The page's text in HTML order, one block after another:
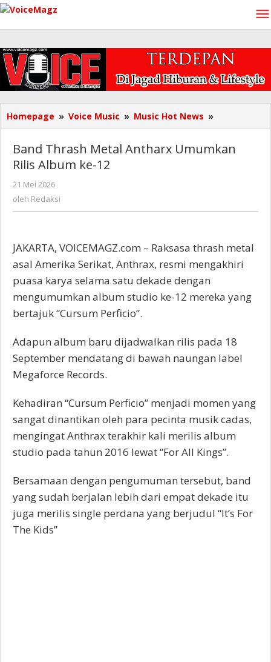
Lewati
konten
Homepage » Voice Music » Music Hot News »
Thrash
Antharx
Band Thrash Metal Antharx Umumkan
Rilis Album ke-12
21 Mei 2026
oleh Redaksi
JAKARTA, VOICEMAGZ.com – Raksasa thrash metal
asal Amerika Serikat, Anthrax, resmi mengakhiri
puasa karya selama satu dekade dengan
mengumumkan album studio ke-12 mereka yang
bertajuk “Cursum Perficio”.
Adapun album baru dijadwalkan rilis pada 18
September mendatang di bawah naungan label
Megaforce Records.
Kehadiran “Cursum Perficio” menjadi momen yang
sangat dinantikan oleh para pecinta musik cadas,
mengingat Anthrax terakhir kali merilis album
studio pada tahun 2016 lewat “For All Kings”.
Bersamaan dengan pengumuman tersebut, band
yang sudah berjalan lebih dari empat dekade itu
juga merilis single perdana yang berjudul “It’s For
The Kids”